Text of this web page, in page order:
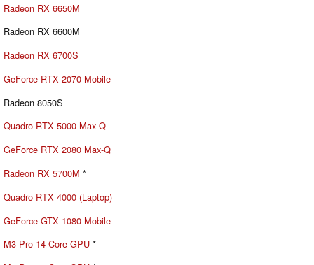
Radeon RX 6650M
Radeon RX 6600M
Radeon RX 6700S
GeForce RTX 2070 Mobile
Radeon 8050S
Quadro RTX 5000 Max-Q
GeForce RTX 2080 Max-Q
Radeon RX 5700M *
Quadro RTX 4000 (Laptop)
GeForce GTX 1080 Mobile
M3 Pro 14-Core GPU *